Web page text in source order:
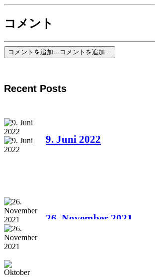
コメント
コメントを追加… コメントを追加…
Recent Posts
9. Juni 2022
26. November 2021